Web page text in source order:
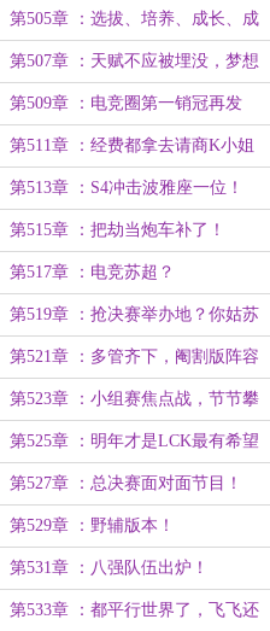
长远发展。
第505章 ：选拔、培养、成长、成
材！
第507章 ：天赋不应被埋没，梦想
值得被点亮。
第509章 ：电竞圈第一销冠再发
力！
第511章 ：经费都拿去请商K小姐
了？
第513章 ：S4冲击波雅座一位！
第515章 ：把劫当炮车补了！
第517章 ：电竞苏超？
第519章 ：抢决赛举办地？你姑苏
有机场么！
第521章 ：多管齐下，阉割版阵容
分析！
第523章 ：小组赛焦点战，节节攀
升的数据！
第525章 ：明年才是LCK最有希望
的一年？
第527章 ：总决赛面对面节目！
第529章 ：野辅版本！
第531章 ：八强队伍出炉！
第533章 ：都平行世界了，飞飞还